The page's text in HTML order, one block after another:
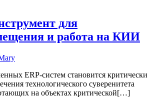
для
и работа на КИИ
ERP-систем становится критически
технологического суверенитета
на объектах критической[…]